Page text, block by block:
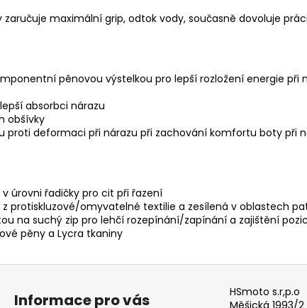
maximální grip, odtok vody, současně dovoluje
pěnovou výstelkou pro lepší rozložení energie při
absorbci nárazu
obšívky
proti deformaci při nárazu při zachování komfortu boty při
úrovni řadičky pro cit při řazení
protiskluzové/omyvatelné textilie a zesílená v oblastech
na suchý zip pro lehčí rozepínání/zapínání a zajištění
pěny a Lycra tkaniny
Informace pro vás
HSmoto s.r,p.o